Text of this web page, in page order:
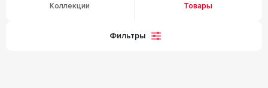
Коллекции Товары
Фильтры